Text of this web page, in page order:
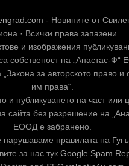
- Новините от
· Всички права запазени.
и изображения
собственост на „Анастас-Ф“
за авторското право и
им права“.
и публикуването на част или
сайта без разрешение на
ЕООД е забранено.
нарушаваме правилата на
за нас тукGoogle Spam